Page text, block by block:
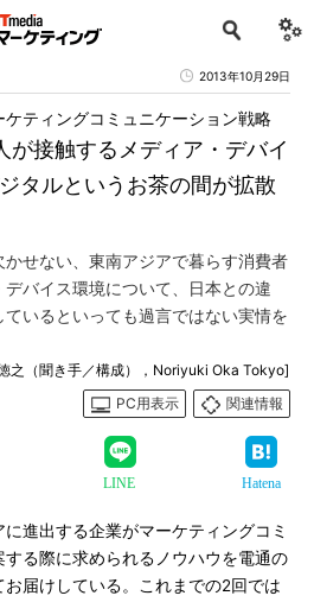
2013年10月29日
接触するメディア・デバイ
タルというお茶の間が拡散
ケティングコミュニケーション戦略
せない、東南アジアで暮らす消費者
バイス環境について、日本との違
いるといっても過言ではない実情を
之（聞き手／構成），Noriyuki Oka Tokyo]
PC用表示
関連情報
LINE Hatena
進出する企業がマーケティングコミ
する際に求められるノウハウを電通の
届けしている。これまでの2回では